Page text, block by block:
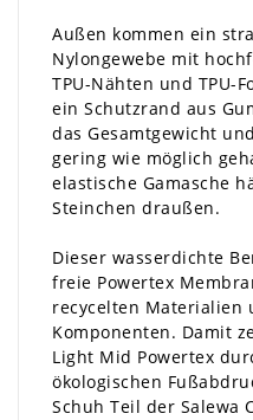
Außen kommen ein
Nylongewebe mit
TPU-Nähten und TPU-
ein Schutzrand aus
das Gesamtgewicht
gering wie möglich
elastische Gamasche
Steinchen draußen.
Dieser wasserdichte
freie Powertex
recycelten Materialien
Komponenten. Damit
Light Mid Powertex
ökologischen
Schuh Teil der Salewa